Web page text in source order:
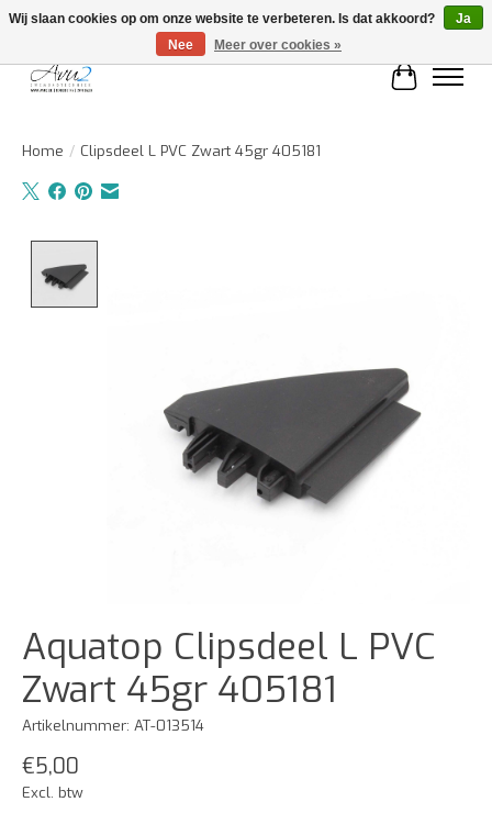
Home / Clipsdeel L PVC Zwart 45gr 405181
Aquatop Clipsdeel L PVC
Zwart 45gr 405181
Artikelnummer: AT-013514
€5,00
Excl. btw
Wij slaan cookies op om onze website te verbeteren. Is dat akkoord?
Ja
Nee
Meer over cookies »